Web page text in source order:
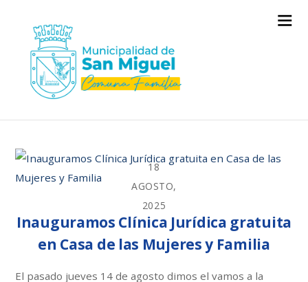
18
AGOSTO,
2025
Inauguramos Clínica Jurídica gratuita
en Casa de las Mujeres y Familia
El pasado jueves 14 de agosto dimos el vamos a la